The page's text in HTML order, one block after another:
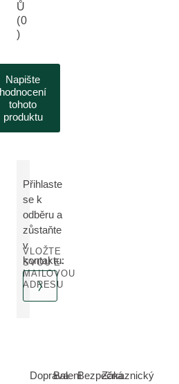
Ů
(0
)
Napište
hodnocení
tohoto
produktu
Přihlaste
se k
odběru a
zůstaňte
v
kontaktu:
VLOŽTE
SVOU E-
MAILOVOU
ADRESU
DopravaBaleníBezpečnáZákaznický